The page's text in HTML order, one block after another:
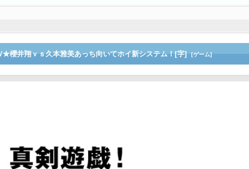
★櫻井翔ｖｓ久本雅美あっち向いてホイ新システム！[字] [ゲーム]